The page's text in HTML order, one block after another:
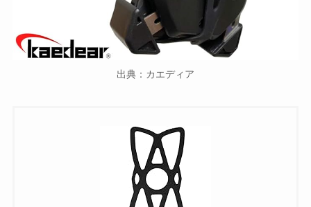
出典：カエディア